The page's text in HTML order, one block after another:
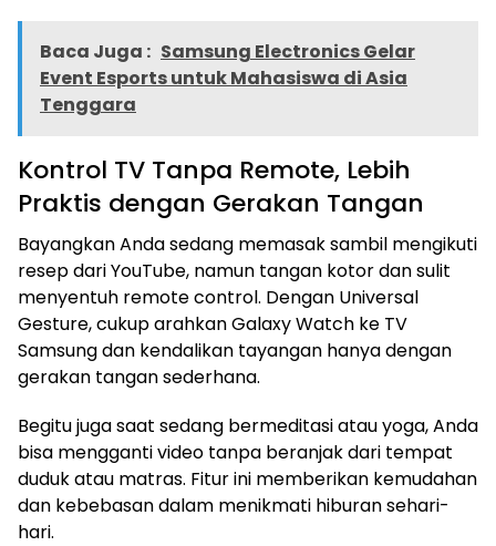
Baca Juga : Samsung Electronics Gelar
Event Esports untuk Mahasiswa di Asia
Tenggara
Kontrol TV Tanpa Remote, Lebih
Praktis dengan Gerakan Tangan
Bayangkan Anda sedang memasak sambil mengikuti
resep dari YouTube, namun tangan kotor dan sulit
menyentuh remote control. Dengan Universal
Gesture, cukup arahkan Galaxy Watch ke TV
Samsung dan kendalikan tayangan hanya dengan
gerakan tangan sederhana.
Begitu juga saat sedang bermeditasi atau yoga, Anda
bisa mengganti video tanpa beranjak dari tempat
duduk atau matras. Fitur ini memberikan kemudahan
dan kebebasan dalam menikmati hiburan sehari-
hari.